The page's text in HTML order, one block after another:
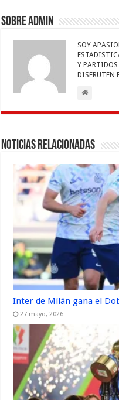
k
Sobre admin
SOY
Y
DISFRUTEN
Noticias Relacionadas
Inter de Milán gana el
27 mayo, 2026